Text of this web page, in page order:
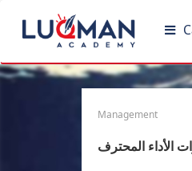
Management
الأداء المحترف